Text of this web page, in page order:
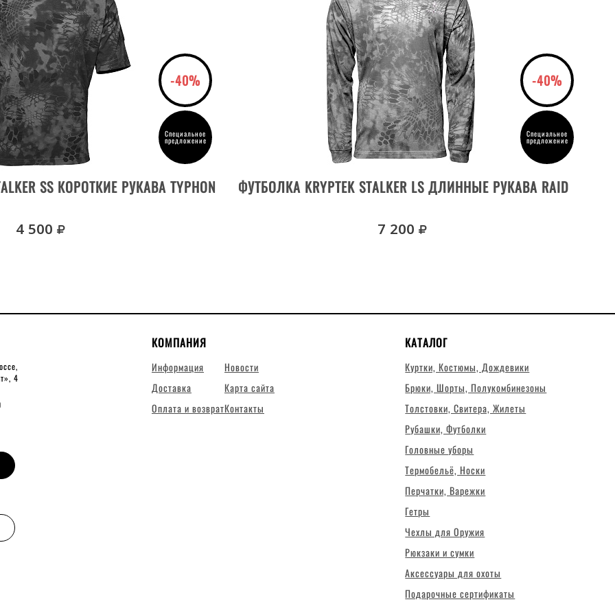
-40%
Специальное
предложение
SS КОРОТКИЕ РУКАВА TYPHON
4 500
-40%
Специальное
предложение
ФУТБОЛКА KRYPTEK STALKER LS ДЛИННЫЕ РУКАВА RAID
7 200
4
КОМПАНИЯ
Информация
Доставка
Оплата и возврат
Новости
Карта сайта
Контакты
КАТАЛОГ
Куртки, Костюмы, Дождевики
Брюки, Шорты, Полукомбинезоны
Толстовки, Свитера, Жилеты
Рубашки, Футболки
Головные уборы
Термобельё, Носки
Перчатки, Варежки
Гетры
Чехлы для Оружия
Рюкзаки и сумки
Аксессуары для охоты
Подарочные сертификаты